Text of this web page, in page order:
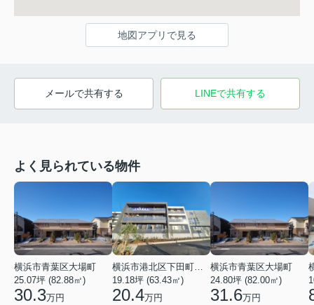
地図アプリで見る
メールで共有する LINEで共有する
よく見られている物件
横浜市青葉区大場町
25.07坪 (82.88㎡)
30.3万円
19.18坪 (63.43㎡)
20.4万円
横浜市青葉区大場町
24.80坪 (82.00㎡)
31.6万円